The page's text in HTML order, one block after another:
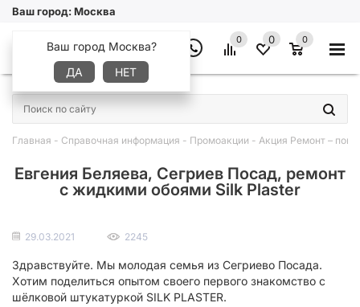
Ваш город:Москва
Ваш город Москва?
ДА
НЕТ
0 0 0
×
Главная - Справочная информация - Промоакции - Акция Ремонт –
Евгения Беляева, Сегриев Посад, ремонт
с жидкими обоями Silk Plaster
29.03.2021 2245
Здравствуйте. Мы молодая семья из Сегриево Посада.
Хотим поделиться опытом своего первого знакомство с
шёлковой штукатуркой SILK PLASTER.